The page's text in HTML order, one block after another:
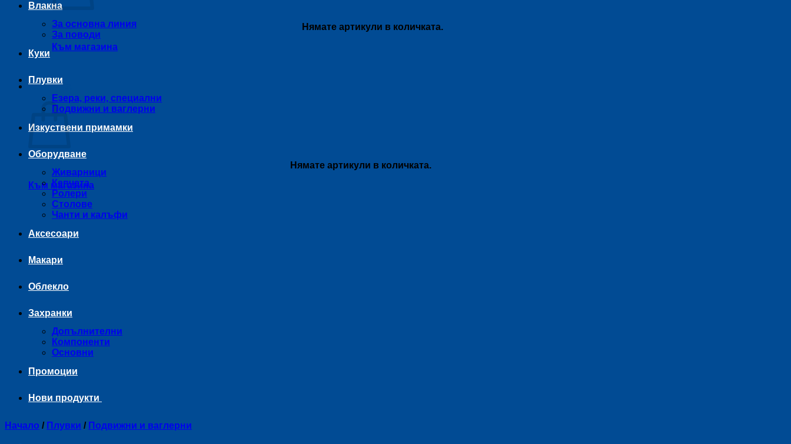
Нямате артикули в количката.
Към магазина
Количка
Нямате артикули в количката.
Към магазина
Влакна
За основна линия
За поводи
Куки
Плувки
Езера, реки, специални
Подвижни и ваглерни
Изкуствени примамки
Оборудване
Живарници
Кепчета
Ролери
Столове
Чанти и калъфи
Аксесоари
Макари
Облекло
Захранки
Допълнителни
Компоненти
Основни
Промоции
Нови продукти
Начало / Плувки / Подвижни и ваглерни